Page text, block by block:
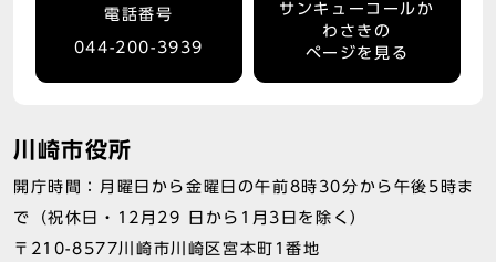
電話番号
044-200-3939
サンキューコールか
わさきの
ページを見る
川崎市役所
開庁時間：月曜日から金曜日の午前8時30分から午後5時ま
で（祝休日・12月29 日から1月3日を除く）
〒210-8577川崎市川崎区宮本町1番地